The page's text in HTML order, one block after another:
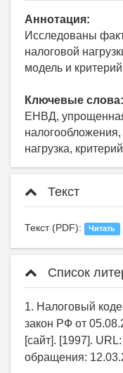
Аннотация:
Исследованы
налоговой
модель и
Ключевые слова:
ЕНВД,
нагрузка, критерий
Текст
Текст (PDF): Читать
Список
1. Налоговый
закон РФ от
[сайт]. [1997].
обращения: